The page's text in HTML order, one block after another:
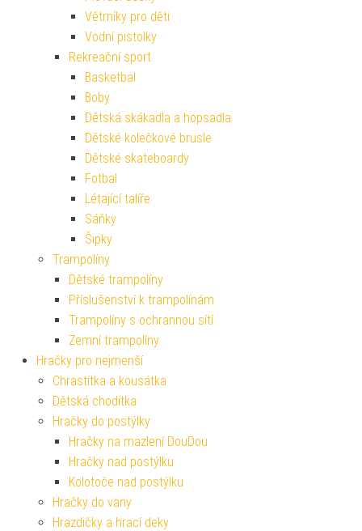
Větrníky pro děti
Vodní pistolky
Rekreační sport
Basketbal
Boby
Dětská skákadla a hopsadla
Dětské kolečkové brusle
Dětské skateboardy
Fotbal
Létající talíře
Sáňky
Šipky
Trampolíny
Dětské trampolíny
Příslušenství k trampolínám
Trampolíny s ochrannou sítí
Zemní trampolíny
Hračky pro nejmenší
Chrastítka a kousátka
Dětská chodítka
Hračky do postýlky
Hračky na mazlení DouDou
Hračky nad postýlku
Kolotoče nad postýlku
Hračky do vany
Hrazdičky a hrací deky